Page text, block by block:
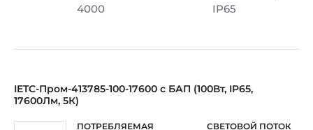
4000 IP65
IETC-Пром-413785-100-17600 с БАП (100Вт, IP65,
17600Лм, 5К)